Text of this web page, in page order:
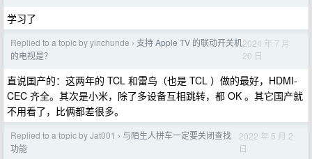
学习了
Replied to a topic by yinchunde › 支持 Apple TV 的联动开关机
的电视是？
2024 年 7 月
20 日
直说国产的：这两年的 TCL 和雷鸟（也是 TCL ）做的最好，HDMI-
CEC 齐全。其次是小米，除了多设备互相跳转，都 OK 。其它国产就
不用看了，比俩都差很多。
Replied to a topic by Jat001 › 与陌生人拼车一定要关闭查找
功能
2022 年 5 月 2
日